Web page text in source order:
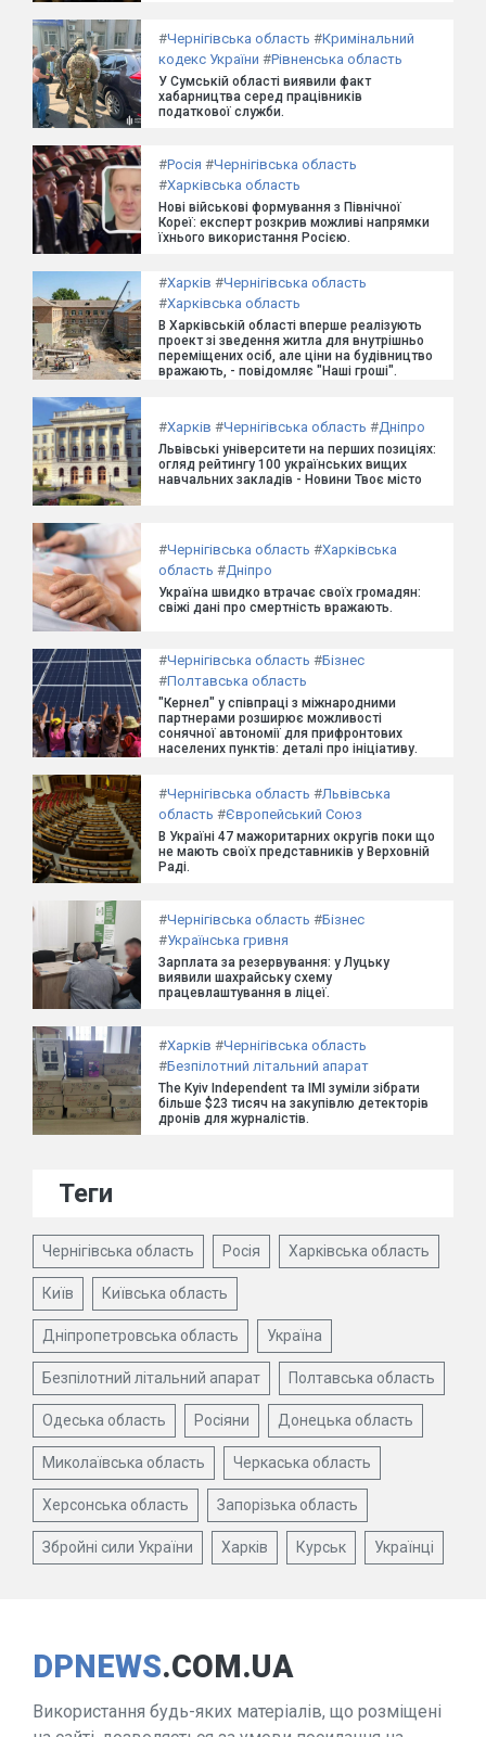
#Чернігівська область #Кримінальний
кодекс України #Рівненська область
У Сумській області виявили факт
хабарництва серед працівників
податкової служби.
#Росія #Чернігівська область
#Харківська область
Нові військові формування з Північної
Кореї: експерт розкрив можливі напрямки
їхнього використання Росією.
#Харків #Чернігівська область
#Харківська область
В Харківській області вперше реалізують
проект зі зведення житла для внутрішньо
переміщених осіб, але ціни на будівництво
вражають, - повідомляє "Наші гроші".
#Харків #Чернігівська область #Дніпро
Львівські університети на перших позиціях:
огляд рейтингу 100 українських вищих
навчальних закладів - Новини Твоє місто
#Чернігівська область #Харківська
область #Дніпро
Україна швидко втрачає своїх громадян:
свіжі дані про смертність вражають.
#Чернігівська область #Бізнес
#Полтавська область
"Кернел" у співпраці з міжнародними
партнерами розширює можливості
сонячної автономії для прифронтових
населених пунктів: деталі про ініціативу.
#Чернігівська область #Львівська
область #Європейський Союз
В Україні 47 мажоритарних округів поки що
не мають своїх представників у Верховній
Раді.
#Чернігівська область #Бізнес
#Українська гривня
Зарплата за резервування: у Луцьку
виявили шахрайську схему
працевлаштування в ліцеї.
#Харків #Чернігівська область
#Безпілотний літальний апарат
The Kyiv Independent та ІМІ зуміли зібрати
більше $23 тисяч на закупівлю детекторів
дронів для журналістів.
Теги
Чернігівська область Росія Харківська область
Київ Київська область
Дніпропетровська область Україна
Безпілотний літальний апарат Полтавська область
Одеська область Росіяни Донецька область
Миколаївська область Черкаська область
Херсонська область Запорізька область
Збройні сили України Харків Курськ Українці
DPNEWS.COM.UA
Використання будь-яких матеріалів, що розміщені